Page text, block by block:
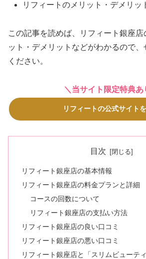
リフィートのメリット・デメリッ
この記事を読めば、リフィート銀座店
ット・デメリットなどがわかるので
ください。
＼当サイト限定特典あ
リフィートの公式サイト
目次
リフィート銀座店の基本情報
リフィート銀座店の料金プランと詳細
コースの回数について
リフィート銀座店の支払い方法
リフィート銀座店の良い口コミ
リフィート銀座店の悪い口コミ
リフィート銀座店と「スリムビューテ